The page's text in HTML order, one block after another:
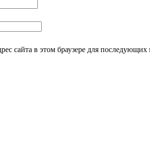
сайта в этом браузере для